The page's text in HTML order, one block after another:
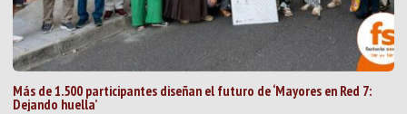
Más de 1.500 participantes diseñan el futuro de ‘Mayores en Red 7:
Dejando huella’